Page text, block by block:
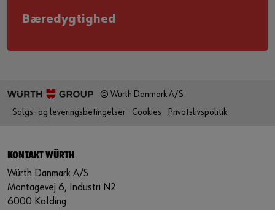
Bæredygtighed
© Würth Danmark A/S
Salgs- og leveringsbetingelser
Cookies Privatslivspolitik
KONTAKT WÜRTH
Würth Danmark A/S
Montagevej 6, Industri N2
6000 Kolding